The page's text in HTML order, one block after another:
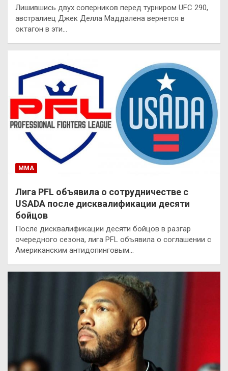
Лишившись двух соперников перед турниром UFC 290,
австралиец Джек Делла Маддалена вернется в
октагон в эти…
ММА
Лига PFL объявила о сотрудничестве с
USADA после дисквалификации десяти
бойцов
После дисквалификации десяти бойцов в разгар
очередного сезона, лига PFL объявила о соглашении с
Американским антидопинговым…